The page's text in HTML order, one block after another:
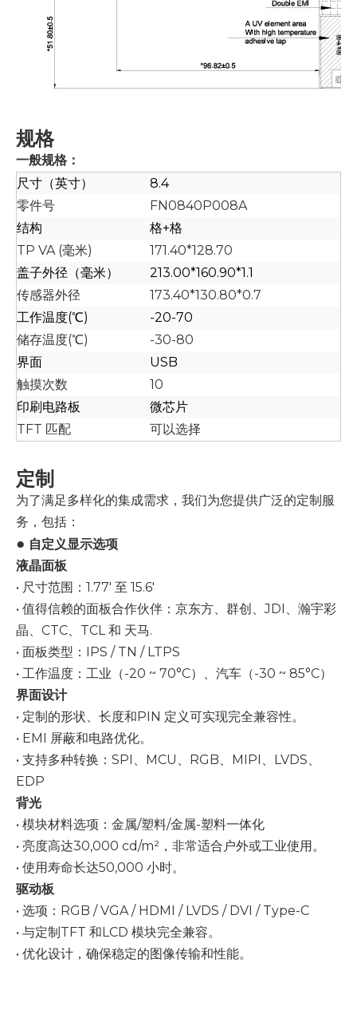
规格
一般规格：
尺寸（英寸）
8.4
零件号
FN0840P008A
结构
格+格
TP VA (毫米)
171.40*128.70
盖子外径（毫米）
213.00*160.90*1.1
传感器外径
173.40*130.80*0.7
工作温度(℃)
-20-70
储存温度(℃)
-30-80
界面
USB
触摸次数
10
印刷电路板
微芯片
TFT 匹配
可以选择
定制
为了满足多样化的集成需求，我们为您提供广泛的定制服
务，包括：
● 自定义显示选项
液晶面板
• 尺寸范围：1.77' 至 15.6'
• 值得信赖的面板合作伙伴：京东方、群创、JDI、瀚宇彩
晶、CTC、TCL 和 天马.
• 面板类型：IPS / TN / LTPS
• 工作温度：工业（-20 ~ 70°C）、汽车（-30 ~ 85°C）
界面设计
• 定制的形状、长度和PIN 定义可实现完全兼容性。
• EMI 屏蔽和电路优化。
• 支持多种转换：SPI、MCU、RGB、MIPI、LVDS、
EDP
背光
• 模块材料选项：金属/塑料/金属-塑料一体化
• 亮度高达30,000 cd/m²，非常适合户外或工业使用。
• 使用寿命长达50,000 小时。
驱动板
• 选项：RGB / VGA / HDMI / LVDS / DVI / Type-C
• 与定制TFT 和LCD 模块完全兼容。
• 优化设计，确保稳定的图像传输和性能。